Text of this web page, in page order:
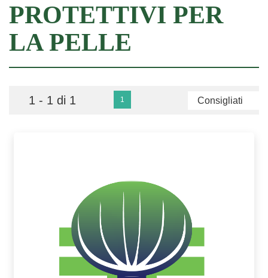
PROTETTIVI PER
LA PELLE
1 - 1 di 1 1